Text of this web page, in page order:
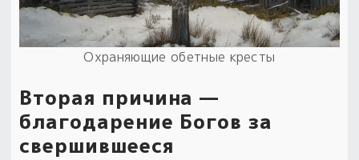
Охраняющие обетные кресты
Вторая причина —
благодарение Богов за
свершившееся